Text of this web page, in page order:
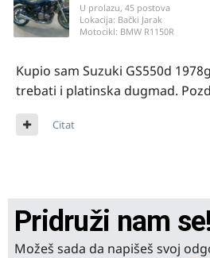
U prolazu, 45 postova
Lokacija: Bački Jarak
Motocikl: BMW R1150R
Kupio sam Suzuki GS550d
trebati i platinska dugmad.
Citat
Pridruži nam
Možeš sada da napišeš svoj